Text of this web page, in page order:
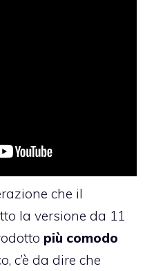
che il
la versione da 11
più comodo
c’è da dire che